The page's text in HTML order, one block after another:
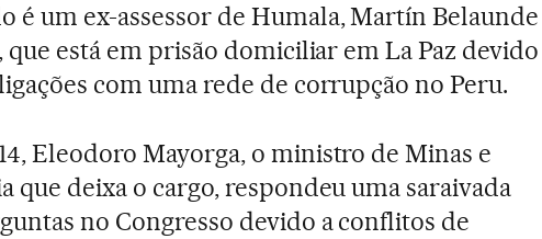
é um ex-assessor de Humala, Martín Belaunde
que está em prisão domiciliar em La Paz devido
com uma rede de corrupção no Peru.
Eleodoro Mayorga, o ministro de Minas e
que deixa o cargo, respondeu uma saraivada
no Congresso devido a conflitos de